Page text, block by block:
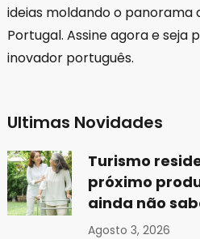
ideias moldando o panorama
Portugal. Assine agora e seja
inovador português.
Ultimas Novidades
Turismo
próximo
ainda não
Agosto 3, 2026